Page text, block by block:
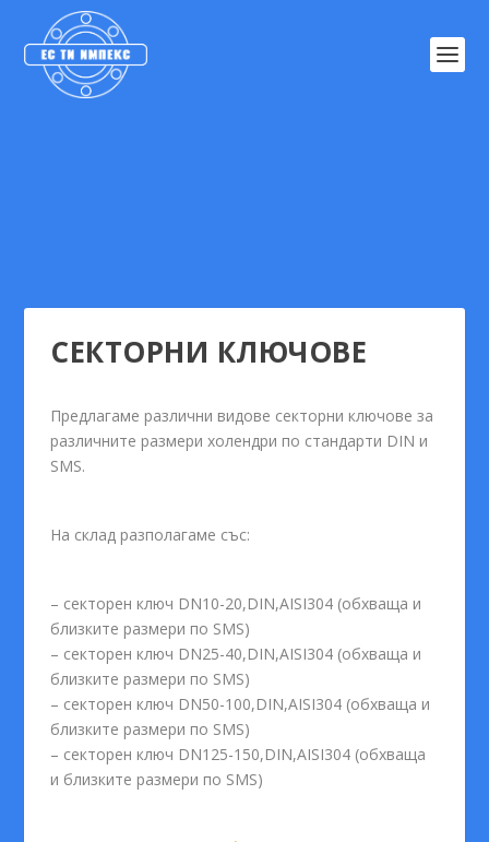
СЕКТОРНИ КЛЮЧОВЕ
Предлагаме различни видове секторни ключове за
различните размери холендри по стандарти DIN и
SMS.
На склад разполагаме със:
– секторен ключ DN10-20,DIN,AISI304 (обхваща и
близките размери по SMS)
– секторен ключ DN25-40,DIN,AISI304 (обхваща и
близките размери по SMS)
– секторен ключ DN50-100,DIN,AISI304 (обхваща и
близките размери по SMS)
– секторен ключ DN125-150,DIN,AISI304 (обхваща
и близките размери по SMS)